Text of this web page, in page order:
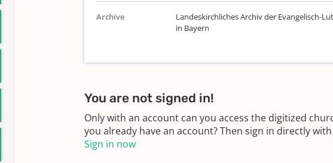
Archive
Landeskirchliches Archiv der Evangelisch-
in Bayern
You are not signed in!
Only with an account can you access the digitized
you already have an account? Then sign in directly
Sign in now